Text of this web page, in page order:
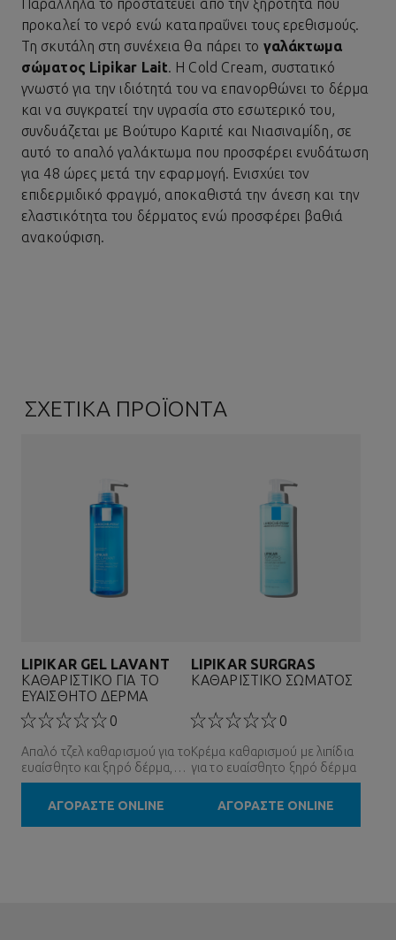
Παράλληλα το προστατεύει από την ξηρότητα που
προκαλεί το νερό ενώ καταπραΰνει τους ερεθισμούς.
Τη σκυτάλη στη συνέχεια θα πάρει το γαλάκτωμα
σώματος Lipikar Lait. Η Cold Cream, συστατικό
γνωστό για την ιδιότητά του να επανορθώνει το δέρμα
και να συγκρατεί την υγρασία στο εσωτερικό του,
συνδυάζεται με Βούτυρο Καριτέ και Νιασιναμίδη, σε
αυτό το απαλό γαλάκτωμα που προσφέρει ενυδάτωση
για 48 ώρες μετά την εφαρμογή. Ενισχύει τον
επιδερμιδικό φραγμό, αποκαθιστά την άνεση και την
ελαστικότητα του δέρματος ενώ προσφέρει βαθιά
ανακούφιση.
ΣΧΕΤΙΚΑ ΠΡΟΪΟΝΤΑ
LIPIKAR GEL LAVANT
ΚΑΘΑΡΙΣΤΙΚΟ ΓΙΑ ΤΟ
ΕΥΑΙΣΘΗΤΟ ΔΕΡΜΑ
0
Απαλό τζελ καθαρισμού για το
ευαίσθητο και ξηρό δέρμα,
για όλη την οικογένεια
ΑΓΟΡΑΣΤΕ ONLINE
LIPIKAR SURGRAS
ΚΑΘΑΡΙΣΤΙΚΟ ΣΩΜΑΤΟΣ
0
Κρέμα καθαρισμού με λιπίδια
για το ευαίσθητο ξηρό δέρμα
ΑΓΟΡΑΣΤΕ ONLINE